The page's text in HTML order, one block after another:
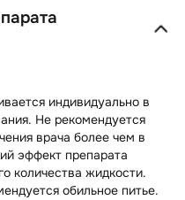
индивидуально в
Не рекомендуется
врача более чем в
эффект препарата
количества жидкости.
обильное питье.